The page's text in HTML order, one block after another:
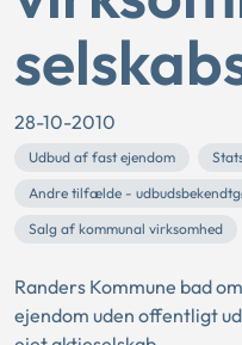
28-10-2010
Udbud af fast ejendom
Andre tilfælde -
Salg af kommunal virksomhed
Randers Kommune bad
ejendom uden offentligt